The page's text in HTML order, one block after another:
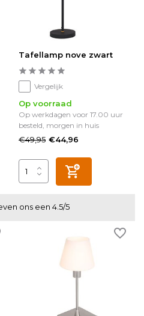
Tafellamp nove zwart
Vergelijk
Op voorraad
Op werkdagen voor 17.00 uur
besteld, morgen in huis
€49,95 €44,96
ons een 4.5/5